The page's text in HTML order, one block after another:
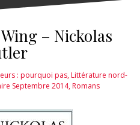
– Nickolas
: pourquoi pas,Littérature nord-
Septembre 2014,Romans